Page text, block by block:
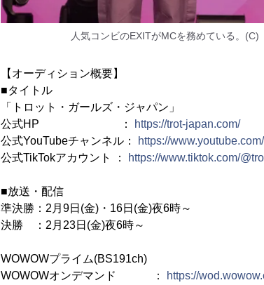
人気コンビのEXITがMCを務めている。
【オーディション概要】
■タイトル
「トロット・ガールズ・ジャパン」
公式HP ：
https://trot-japan.com/
公式YouTubeチャンネル：
https://
公式TikTokアカウント ：
https://www.tiktok.com/
■放送・配信
準決勝：2月9日(金)・16日(金)夜6時～
決勝 ：2月23日(金)夜6時～
WOWOWプライム(BS191ch)
WOWOWオンデマンド ：
https://